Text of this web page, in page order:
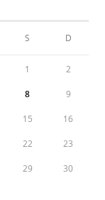
S D
1 2
8 9
15 16
22 23
29 30